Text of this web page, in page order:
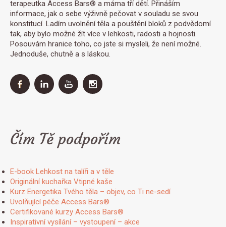
terapeutka Access Bars® a máma tří dětí. Přináším
informace, jak o sebe výživně pečovat v souladu se svou
konstitucí. Ladím uvolnění těla a pouštění bloků z podvědomí
tak, aby bylo možné žít více v lehkosti, radosti a hojnosti.
Posouvám hranice toho, co jste si mysleli, že není možné.
Jednoduše, chutně a s láskou.
Čím Tě podpořím
E-book Lehkost na talíři a v těle
Originální kuchařka Vtipné kaše
Kurz Energetika Tvého těla – objev, co Ti ne-sedí
Uvolňující péče Access Bars®
Certifikované kurzy Access Bars®
Inspirativní vysílání – vystoupení – akce